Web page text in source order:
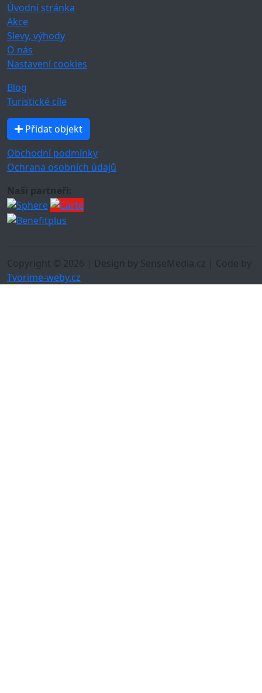
Úvodní stránka
Akce
Slevy, výhody
O nás
Nastavení cookies
Blog
Turistické cíle
Přidat objekt
Obchodní podmínky
Ochrana osobních údajů
Naši partneři:
Copyright © 2026 | Design by SenseMedia.cz | Code by
Tvorime-weby.cz